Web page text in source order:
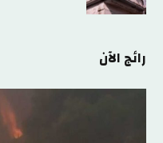
رائج الآن